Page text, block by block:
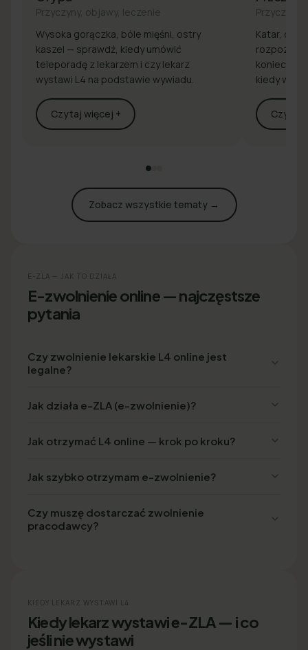
Przyczyny, objawy, leczenie
Wysoka gorączka, bóle mięśni, ostry
kaszel — sprawdź, kiedy umówić
teleporadę z lekarzem i czy lekarz
wystawi L4 na podstawie wywiadu.
Czytaj więcej +
Przyczyny,
Katar,
rozpoznaj
konieczna
kiedy
Czytaj
Zobacz wszystkie tematy →
E-ZLA — JAK TO DZIAŁA
E-zwolnienie online — najczęstsze
pytania
Czy zwolnienie lekarskie L4 online jest
legalne?
Jak działa e-ZLA (e-zwolnienie)?
Jak otrzymać L4 online — krok po kroku?
Jak szybko otrzymam e-zwolnienie?
Czy muszę dostarczać zwolnienie
pracodawcy?
KIEDY LEKARZ WYSTAWI L4
Kiedy lekarz wystawi e-ZLA — i co
jeśli nie wystawi